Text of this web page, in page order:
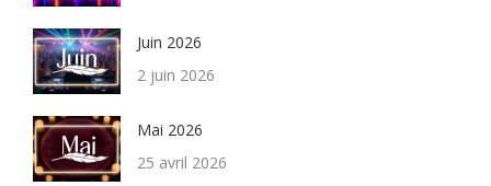
Juin 2026
2 juin 2026
Mai 2026
25 avril 2026